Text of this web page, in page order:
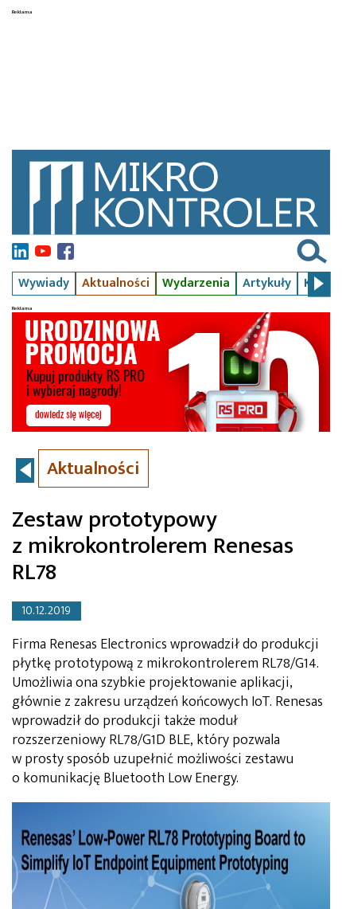
Wywiady Aktualności Wydarzenia Artykuły Kursy
Aktualności
Zestaw prototypowy
z mikrokontrolerem Renesas
RL78
10.12.2019
Firma Renesas Electronics wprowadził do produkcji
płytkę prototypową z mikrokontrolerem RL78/G14.
Umożliwia ona szybkie projektowanie aplikacji,
głównie z zakresu urządzeń końcowych IoT. Renesas
wprowadził do produkcji także moduł
rozszerzeniowy RL78/G1D BLE, który pozwala
w prosty sposób uzupełnić możliwości zestawu
o komunikację Bluetooth Low Energy.